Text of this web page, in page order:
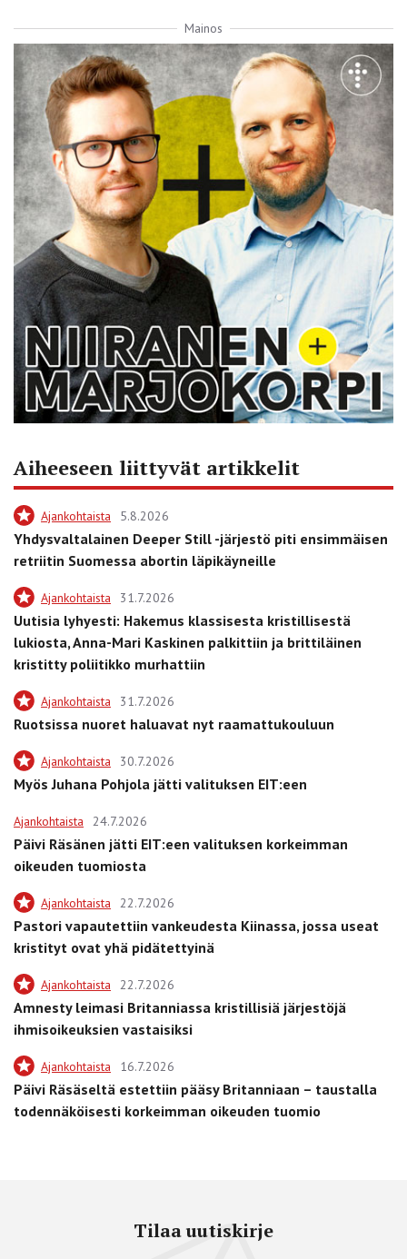
Mainos
Aiheeseen liittyvät artikkelit
Ajankohtaista 5.8.2026
Yhdysvaltalainen Deeper Still -järjestö piti ensimmäisen
retriitin Suomessa abortin läpikäyneille
Ajankohtaista 31.7.2026
Uutisia lyhyesti: Hakemus klassisesta kristillisestä
lukiosta, Anna-Mari Kaskinen palkittiin ja brittiläinen
kristitty poliitikko murhattiin
Ajankohtaista 31.7.2026
Ruotsissa nuoret haluavat nyt raamattukouluun
Ajankohtaista 30.7.2026
Myös Juhana Pohjola jätti valituksen EIT:een
Ajankohtaista 24.7.2026
Päivi Räsänen jätti EIT:een valituksen korkeimman
oikeuden tuomiosta
Ajankohtaista 22.7.2026
Pastori vapautettiin vankeudesta Kiinassa, jossa useat
kristityt ovat yhä pidätettyinä
Ajankohtaista 22.7.2026
Amnesty leimasi Britanniassa kristillisiä järjestöjä
ihmisoikeuksien vastaisiksi
Ajankohtaista 16.7.2026
Päivi Räsäseltä estettiin pääsy Britanniaan – taustalla
todennäköisesti korkeimman oikeuden tuomio
Tilaa uutiskirje